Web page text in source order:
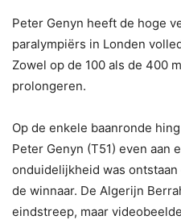
Peter Genyn heeft de hoge
paralympiërs in Londen
Zowel op de 100 als de 400
prolongeren.
Op de enkele baanronde
Peter Genyn (T51) even aan
onduidelijkheid was
de winnaar. De Algerijn
eindstreep, maar